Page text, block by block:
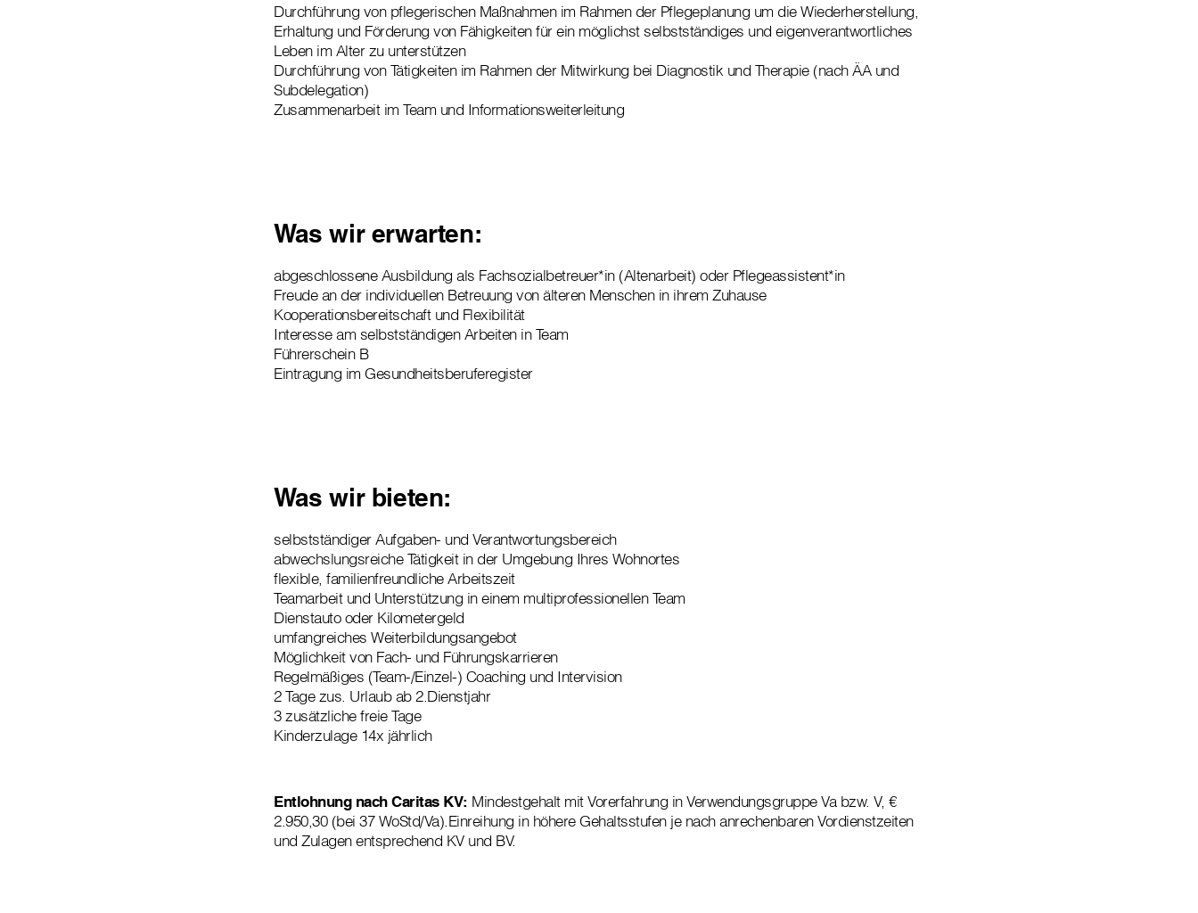
Durchführung von pflegerischen Maßnahmen im Rahmen der Pflegeplanung um die Wiederherstellung,
Erhaltung und Förderung von Fähigkeiten für ein möglichst selbstständiges und eigenverantwortliches
Leben im Alter zu unterstützen
Durchführung von Tätigkeiten im Rahmen der Mitwirkung bei Diagnostik und Therapie (nach ÄA und
Subdelegation)
Zusammenarbeit im Team und Informationsweiterleitung
Was wir erwarten:
abgeschlossene Ausbildung als Fachsozialbetreuer*in (Altenarbeit) oder Pflegeassistent*in
Freude an der individuellen Betreuung von älteren Menschen in ihrem Zuhause
Kooperationsbereitschaft und Flexibilität
Interesse am selbstständigen Arbeiten in Team
Führerschein B
Eintragung im Gesundheitsberuferegister
Was wir bieten:
selbstständiger Aufgaben- und Verantwortungsbereich
abwechslungsreiche Tätigkeit in der Umgebung Ihres Wohnortes
flexible, familienfreundliche Arbeitszeit
Teamarbeit und Unterstützung in einem multiprofessionellen Team
Dienstauto oder Kilometergeld
umfangreiches Weiterbildungsangebot
Möglichkeit von Fach- und Führungskarrieren
Regelmäßiges (Team-/Einzel-) Coaching und Intervision
2 Tage zus. Urlaub ab 2.Dienstjahr
3 zusätzliche freie Tage
Kinderzulage 14x jährlich
Entlohnung nach Caritas KV: Mindestgehalt mit Vorerfahrung in Verwendungsgruppe Va bzw. V, €
2.950,30 (bei 37 WoStd/Va).Einreihung in höhere Gehaltsstufen je nach anrechenbaren Vordienstzeiten
und Zulagen entsprechend KV und BV.